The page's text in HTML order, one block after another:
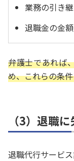
業務の引き
退職金の金
弁護士であれば
め、これらの条
（3）退職
退職代行サービ